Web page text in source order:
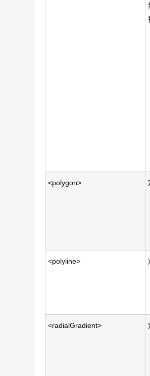
<polygon>
<polyline>
<radialGradient>